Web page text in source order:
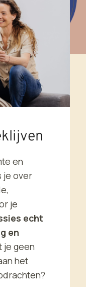
en
je over
je
echt
en
je geen
het